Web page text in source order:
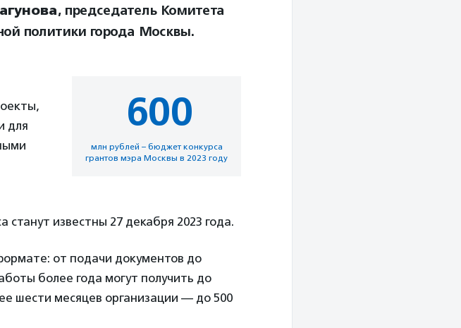
, председатель Комитета
политики города Москвы.
600
млн рублей – бюджет конкурса
грантов мэра Москвы в 2023 году
для
станут известны 27 декабря 2023 года.
от подачи документов до
более года могут получить до
шести месяцев организации — до 500